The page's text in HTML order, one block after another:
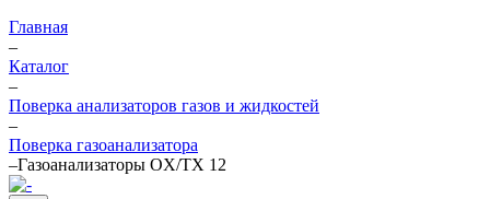
Главная
–
Каталог
–
Поверка анализаторов газов и жидкостей
–
Поверка газоанализатора
–Газоанализаторы OX/TX 12